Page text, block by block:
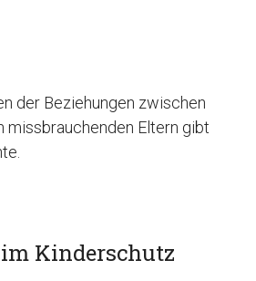
der Beziehungen zwischen
missbrauchenden Eltern gibt
Kinderschutz